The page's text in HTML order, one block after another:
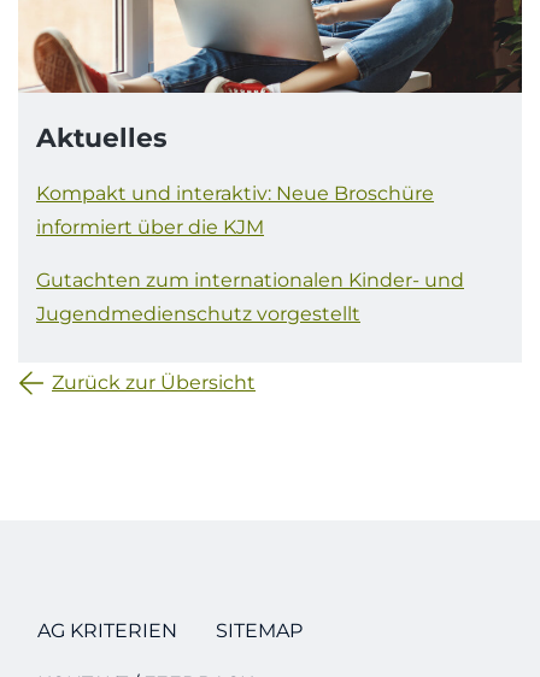
Aktuelles
Kompakt und interaktiv: Neue Broschüre
informiert über die KJM
Gutachten zum internationalen Kinder- und
Jugendmedienschutz vorgestellt
Zurück zur Übersicht
AG KRITERIEN SITEMAP